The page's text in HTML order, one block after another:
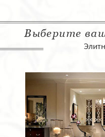
Выберите